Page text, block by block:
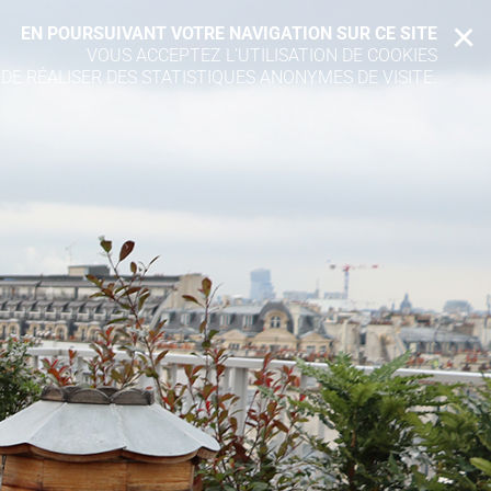
EN POURSUIVANT VOTRE NAVIGATION SUR CE SITE
VOUS ACCEPTEZ L’UTILISATION DE COOKIES
RÉALISER DES STATISTIQUES ANONYMES DE VISITE.
X